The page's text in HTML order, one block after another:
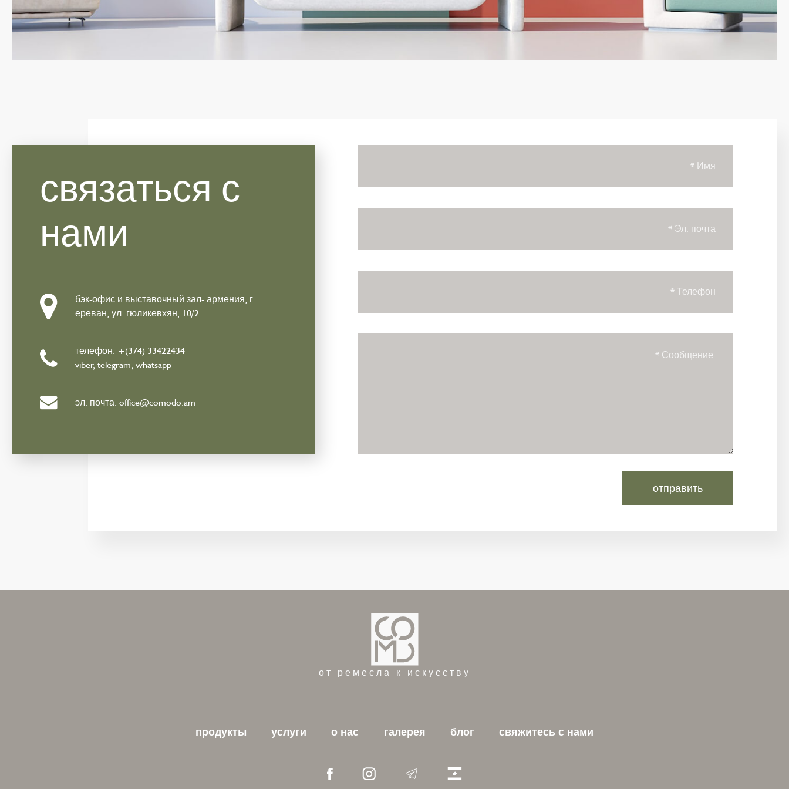
связаться с
нами
бэк-офис и выставочный зал- армения, г.
ереван, ул. гюликевхян, 10/2
телефон: +(374) 33422434
viber, telegram, whatsapp
эл. почта: office@comodo.am
отправить
от ремесла к искусству
продукты услуги о нас галерея блог свяжитесь с нами